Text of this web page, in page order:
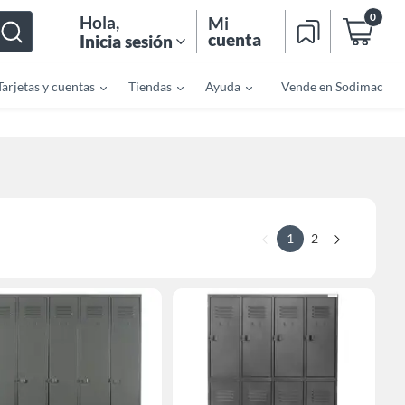
Hola,
Inicia sesión
Mi
cuenta
0
y cuentas Tiendas Ayuda Vende en Sodimac
1 2